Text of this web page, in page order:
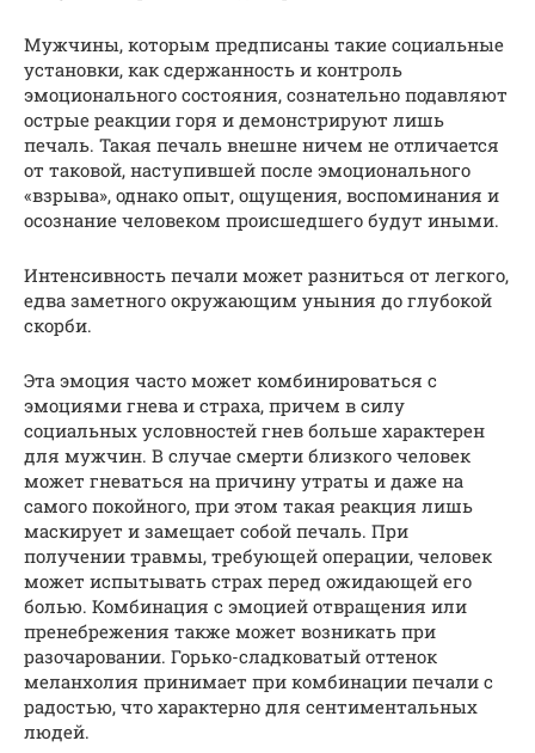
Мужчины, которым предписаны такие социальные
установки, как сдержанность и контроль
эмоционального состояния, сознательно подавляют
острые реакции горя и демонстрируют лишь
печаль. Такая печаль внешне ничем не отличается
от таковой, наступившей после эмоционального
«взрыва», однако опыт, ощущения, воспоминания и
осознание человеком происшедшего будут иными.
Интенсивность печали может разниться от легкого,
едва заметного окружающим уныния до глубокой
скорби.
Эта эмоция часто может комбинироваться с
эмоциями гнева и страха, причем в силу
социальных условностей гнев больше характерен
для мужчин. В случае смерти близкого человек
может гневаться на причину утраты и даже на
самого покойного, при этом такая реакция лишь
маскирует и замещает собой печаль. При
получении травмы, требующей операции, человек
может испытывать страх перед ожидающей его
болью. Комбинация с эмоцией отвращения или
пренебрежения также может возникать при
разочаровании. Горько-сладковатый оттенок
меланхолия принимает при комбинации печали с
радостью, что характерно для сентиментальных
людей.